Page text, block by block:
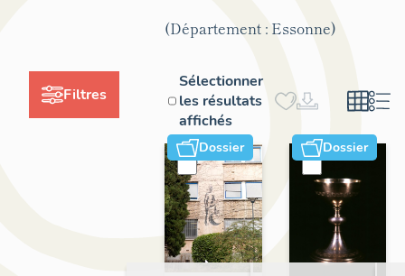
Filtres
(Département : Essonne)
Sélectionner
les résultats
affichés
Dossier Dossier